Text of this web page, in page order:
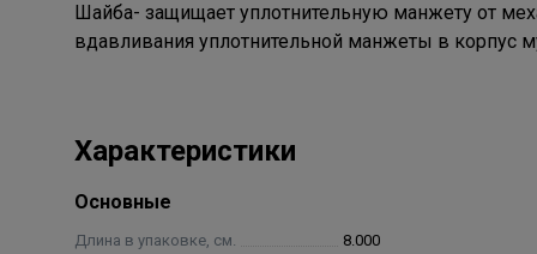
Шайба- защищает уплотнительную манжету от
вдавливания уплотнительной манжеты в корпус
Характеристики
Основные
Длина в упаковке, см. 8.000